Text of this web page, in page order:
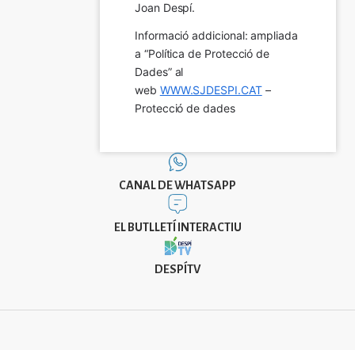
Joan Despí.
Informació addicional: ampliada
a “Política de Protecció de
Dades” al
web WWW.SJDESPI.CAT –
Protecció de dades
CANAL DE WHATSAPP
EL BUTLLETÍ INTERACTIU
DESPÍTV